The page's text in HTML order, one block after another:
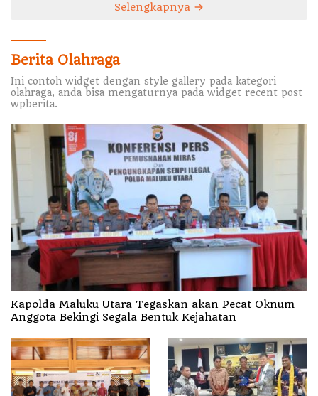
Selengkapnya
Berita Olahraga
Ini contoh widget dengan style gallery pada kategori
olahraga, anda bisa mengaturnya pada widget recent post
wpberita.
Kapolda Maluku Utara Tegaskan akan Pecat Oknum
Anggota Bekingi Segala Bentuk Kejahatan